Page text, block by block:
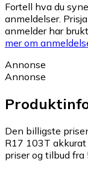
Fortell hva du
anmeldelser.
anmelder har
mer om
Annonse
Annonse
Den billigste
R17 103T
priser og tilbud fra